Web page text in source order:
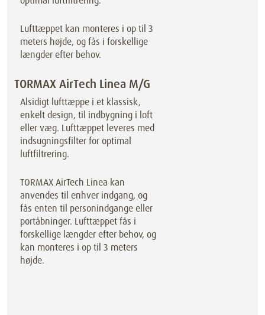
Lufttæppet kan monteres i op til 3
meters højde, og fås i forskellige
længder efter behov.
TORMAX AirTech Linea M/G
Alsidigt lufttæppe i et klassisk,
enkelt design, til indbygning i loft
eller væg. Lufttæppet leveres med
indsugningsfilter for optimal
luftfiltrering.
TORMAX AirTech Linea kan
anvendes til enhver indgang, og
fås enten til personindgange eller
portåbninger. Lufttæppet fås i
forskellige længder efter behov, og
kan monteres i op til 3 meters
højde.